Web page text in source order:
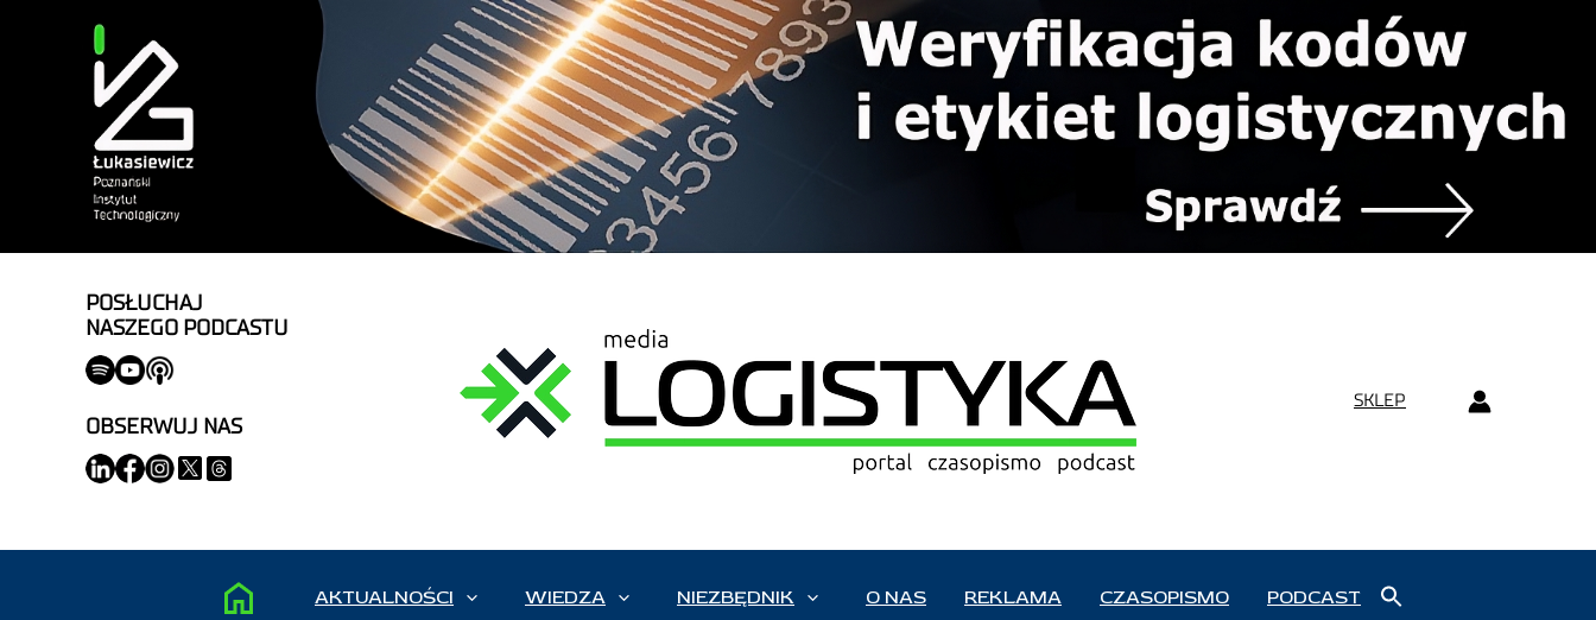
POSŁUCHAJ
NASZEGO PODCASTU
OBSERWUJ NAS
SKLEP
AKTUALNOŚCI WIEDZA NIEZBĘDNIK O NAS REKLAMA CZASOPISMO PODCAST